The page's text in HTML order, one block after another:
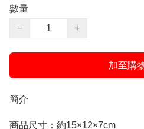
數量
−
+
加至購
簡介
商品尺寸：約15×12×7cm